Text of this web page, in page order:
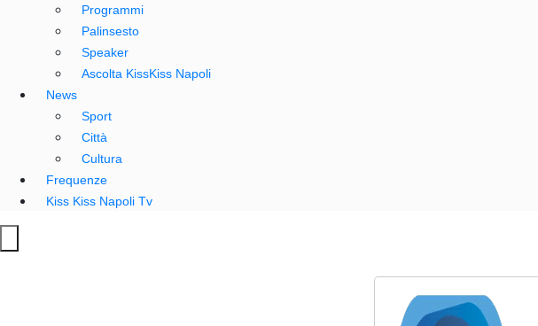
Programmi
Palinsesto
Speaker
Ascolta KissKiss Napoli
News
Sport
Città
Cultura
Frequenze
Kiss Kiss Napoli Tv